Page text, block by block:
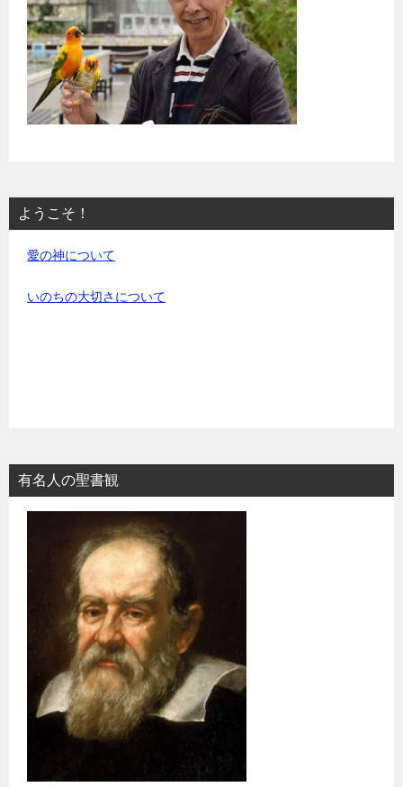
ようこそ！
愛の神について
いのちの大切さについて
有名人の聖書観